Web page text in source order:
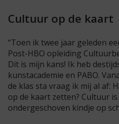
Cultuur op de kaart
“Toen ik twee jaar geleden
Post-HBO opleiding
Dit is mijn kans! Ik heb
kunstacademie en PABO.
de klas sta vraag ik mij al af:
op de kaart zetten? Cultuur
ondergeschoven kindje op